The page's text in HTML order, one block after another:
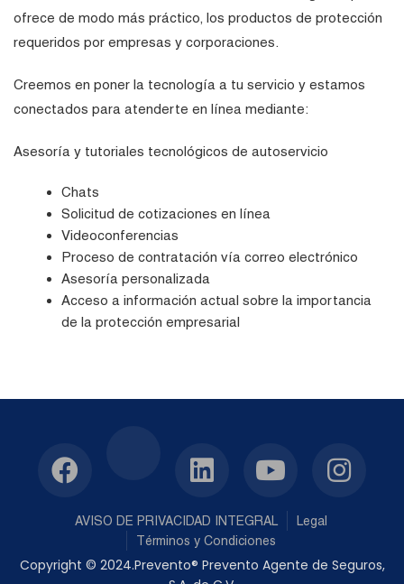
ofrece de modo más práctico, los productos de protección
requeridos por empresas y corporaciones.
Creemos en poner la tecnología a tu servicio y estamos
conectados para atenderte en línea mediante:
Asesoría y tutoriales tecnológicos de autoservicio
Chats
Solicitud de cotizaciones en línea
Videoconferencias
Proceso de contratación vía correo electrónico
Asesoría personalizada
Acceso a información actual sobre la importancia
de la protección empresarial
AVISO DE PRIVACIDAD INTEGRAL
Legal
Términos y Condiciones
Copyright © 2024.Prevento® Prevento Agente de Seguros,